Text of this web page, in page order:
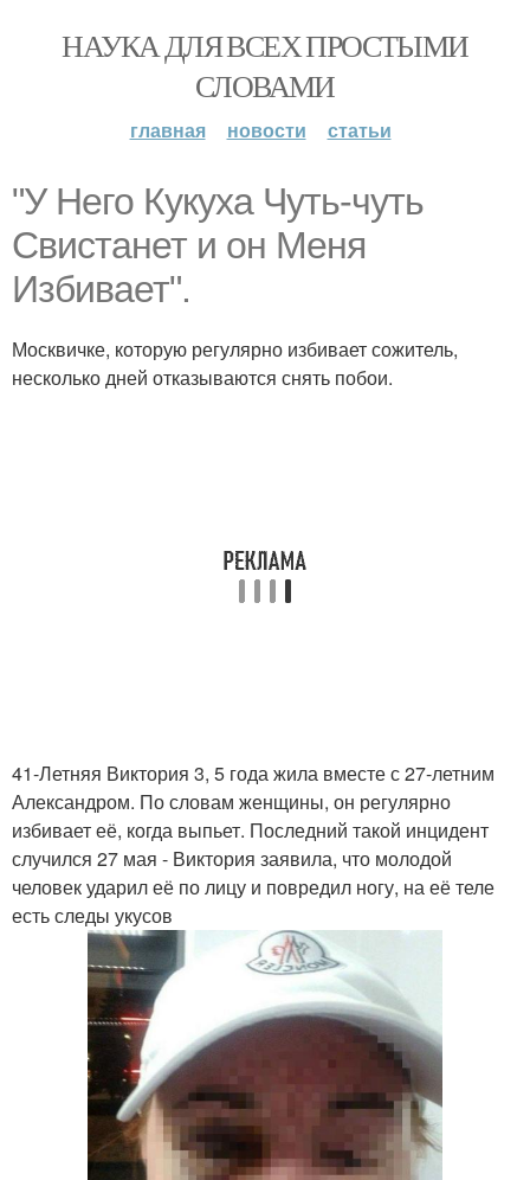
НАУКА ДЛЯ ВСЕХ ПРОСТЫМИ
СЛОВАМИ
главная новости статьи
"У Него Кукуха Чуть-чуть
Свистанет и он Меня
Избивает".
Москвичке, которую регулярно избивает сожитель,
несколько дней отказываются снять побои.
41-Летняя Виктория 3, 5 года жила вместе с 27-летним
Александром. По словам женщины, он регулярно
избивает её, когда выпьет. Последний такой инцидент
случился 27 мая - Виктория заявила, что молодой
человек ударил её по лицу и повредил ногу, на её теле
есть следы укусов